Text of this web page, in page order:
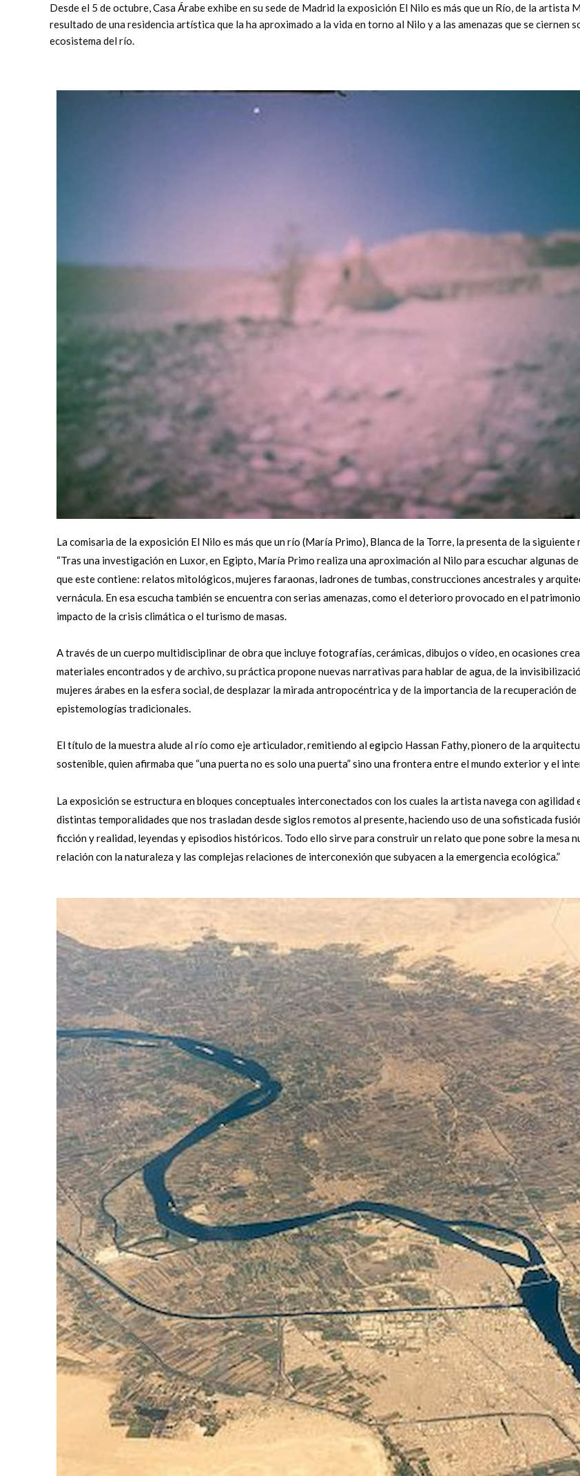
Desde el 5 de octubre, Casa Árabe exhibe en su sede de Madrid la exposición El Nilo es más que un Río, de la artista
resultado de una residencia artística que la ha aproximado a la vida en torno al Nilo y a las amenazas que se ciernen
ecosistema del río.
La comisaria de la exposición El Nilo es más que un río (María Primo), Blanca de la Torre, la presenta de la siguiente
“Tras una investigación en Luxor, en Egipto, María Primo realiza una aproximación al Nilo para escuchar algunas
que este contiene: relatos mitológicos, mujeres faraonas, ladrones de tumbas, construcciones ancestrales y
vernácula. En esa escucha también se encuentra con serias amenazas, como el deterioro provocado en el
impacto de la crisis climática o el turismo de masas.
A través de un cuerpo multidisciplinar de obra que incluye fotografías, cerámicas, dibujos o vídeo, en ocasiones
materiales encontrados y de archivo, su práctica propone nuevas narrativas para hablar de agua, de la
mujeres árabes en la esfera social, de desplazar la mirada antropocéntrica y de la importancia de la recuperación de
epistemologías tradicionales.
El título de la muestra alude al río como eje articulador, remitiendo al egipcio Hassan Fathy, pionero de la
sostenible, quien afirmaba que “una puerta no es solo una puerta” sino una frontera entre el mundo exterior y el
La exposición se estructura en bloques conceptuales interconectados con los cuales la artista navega con agilidad
distintas temporalidades que nos trasladan desde siglos remotos al presente, haciendo uso de una sofisticada
ficción y realidad, leyendas y episodios históricos. Todo ello sirve para construir un relato que pone sobre la mesa
relación con la naturaleza y las complejas relaciones de interconexión que subyacen a la emergencia ecológica.”